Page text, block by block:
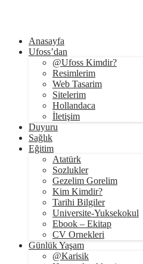
Anasayfa
Ufoss’dan
@Ufoss Kimdir?
Resimlerim
Web Tasarim
Sitelerim
Hollandaca
İletişim
Duyuru
Sağlık
Eğitim
Atatürk
Sozlukler
Gezelim Gorelim
Kim Kimdir?
Tarihi Bilgiler
Universite-Yuksekokul
Ebook – Ekitap
CV Ornekleri
Günlük Yaşam
@Karisik